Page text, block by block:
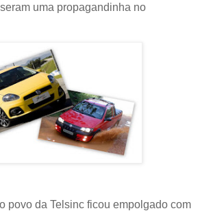
uma propagandinha no
povo da Telsinc ficou empolgado com